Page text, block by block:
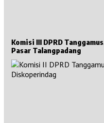
Komisi III DPRD
Pasar Talangpadang